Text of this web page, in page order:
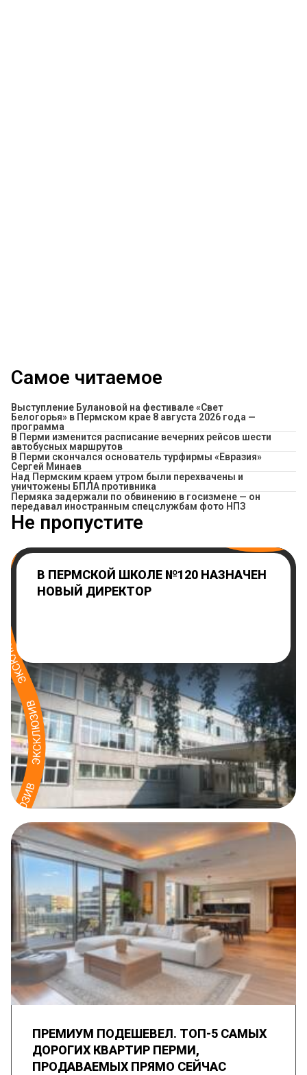
Самое читаемое
Выступление Булановой на фестивале «Свет
Белогорья» в Пермском крае 8 августа 2026 года —
программа
​В Перми изменится расписание вечерних рейсов шести
автобусных маршрутов
В Перми скончался основатель турфирмы «Евразия»
Сергей Минаев
Над Пермским краем утром были перехвачены и
уничтожены БПЛА противника
Пермяка задержали по обвинению в госизмене — он
передавал иностранным спецслужбам фото НПЗ
Не пропустите
В ПЕРМСКОЙ ШКОЛЕ №120 НАЗНАЧЕН
НОВЫЙ ДИРЕКТОР
ПРЕМИУМ ПОДЕШЕВЕЛ. ТОП-5 САМЫХ
ДОРОГИХ КВАРТИР ПЕРМИ,
ПРОДАВАЕМЫХ ПРЯМО СЕЙЧАС